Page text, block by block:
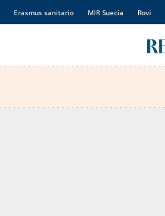
Erasmus sanitario MIR Suecia Rovi